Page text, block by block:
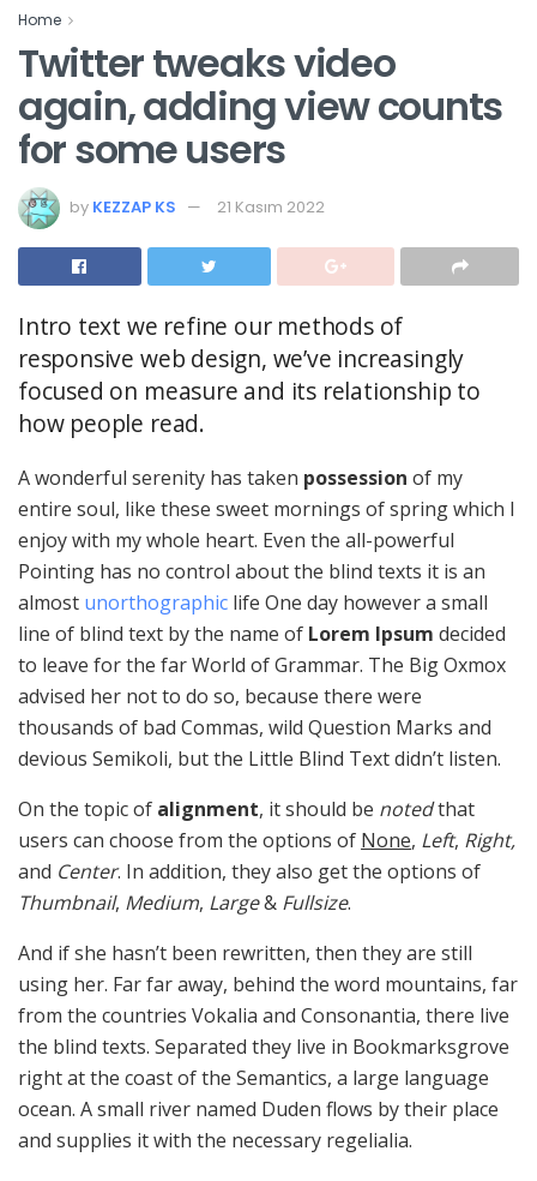
Home
Twitter tweaks video
again, adding view counts
for some users
by KEZZAP KS 21 Kasım 2022
Intro text we refine our methods of
responsive web design, we’ve increasingly
focused on measure and its relationship to
how people read.
A wonderful serenity has taken possession of my
entire soul, like these sweet mornings of spring which I
enjoy with my whole heart. Even the all-powerful
Pointing has no control about the blind texts it is an
almost unorthographic life One day however a small
line of blind text by the name of Lorem Ipsum decided
to leave for the far World of Grammar. The Big Oxmox
advised her not to do so, because there were
thousands of bad Commas, wild Question Marks and
devious Semikoli, but the Little Blind Text didn’t listen.
On the topic of alignment, it should be notedthat
users can choose from the options of None, Left, Right,
and Center. In addition, they also get the options of
Thumbnail, Medium, Large& Fullsize.
And if she hasn’t been rewritten, then they are still
using her. Far far away, behind the word mountains, far
from the countries Vokalia and Consonantia, there live
the blind texts. Separated they live in Bookmarksgrove
right at the coast of the Semantics, a large language
ocean. A small river named Duden flows by their place
and supplies it with the necessary regelialia.